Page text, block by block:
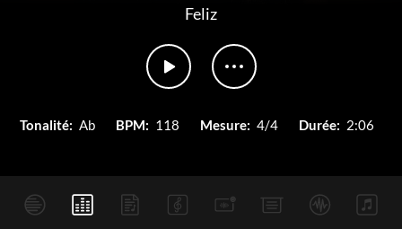
Feliz
Tonalité: Ab BPM: 118 Mesure: 4/4 Durée: 2:06